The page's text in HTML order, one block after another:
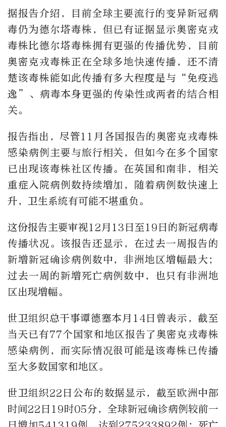
据报告介绍，目前全球主要流行的变异新冠病
毒仍为德尔塔毒株，但已有证据显示奥密克戎
毒株比德尔塔毒株拥有更强的传播优势，目前
奥密克戎毒株正在全球多地快速传播，还不清
楚该毒株能如此传播有多大程度是与“免疫逃
逸”、病毒本身更强的传染性或两者的结合相
关。
报告指出，尽管11月各国报告的奥密克戎毒株
感染病例主要与旅行相关，但如今在多个国家
已出现该毒株社区传播。在英国和南非，相关
重症入院病例数持续增加，随着病例数快速上
升，卫生系统有可能不堪重负。
这份报告主要审视12月13日至19日的新冠病毒
传播状况。该报告还显示，在过去一周报告的
新增新冠确诊病例数中，非洲地区增幅最大；
过去一周的新增死亡病例数中，也只有非洲地
区出现增幅。
世卫组织总干事谭德塞本月14日曾表示，截至
当天已有77个国家和地区报告了奥密克戎毒株
感染病例，而实际情况很可能是该毒株已传播
至大多数国家和地区。
世卫组织22日公布的数据显示，截至欧洲中部
时间22日19时05分，全球新冠确诊病例较前一